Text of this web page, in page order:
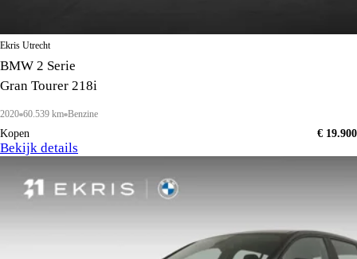
Ekris Utrecht
BMW 2 Serie
Gran Tourer 218i
2020 60.539 km Benzine
Kopen € 19.900
Bekijk details